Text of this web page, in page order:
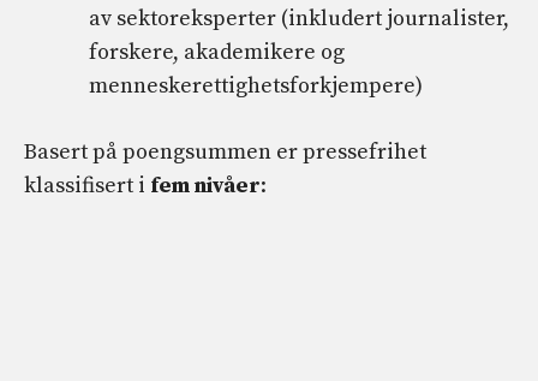
av sektoreksperter (inkludert journalister,
forskere, akademikere og
menneskerettighetsforkjempere)
Basert på poengsummen er pressefrihet
klassifisert i fem nivåer: